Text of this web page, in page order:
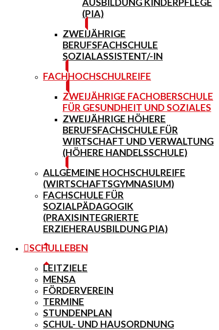
(PIA)
ZWEIJÄHRIGE
BERUFSFACHSCHULE
SOZIALASSISTENT/-IN
FACHHOCHSCHULREIFE
ZWEIJÄHRIGE FACHOBERSCHULE
FÜR GESUNDHEIT UND SOZIALES
ZWEIJÄHRIGE HÖHERE
BERUFSFACHSCHULE FÜR
WIRTSCHAFT UND VERWALTUNG
(HÖHERE HANDELSSCHULE)
ALLGEMEINE HOCHSCHULREIFE
(WIRTSCHAFTSGYMNASIUM)
FACHSCHULE FÜR
SOZIALPÄDAGOGIK
(PRAXISINTEGRIERTE
ERZIEHERAUSBILDUNG PIA)
SCHULLEBEN
LEITZIELE
MENSA
FÖRDERVEREIN
TERMINE
STUNDENPLAN
SCHUL- UND HAUSORDNUNG